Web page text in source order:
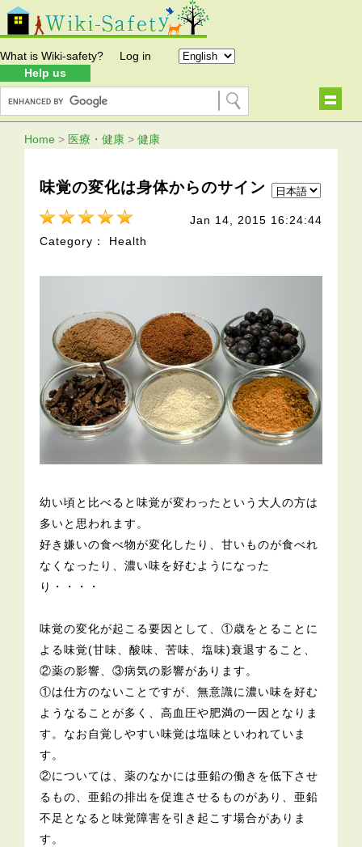
What is Wiki-safety?
Help us
Log in
Home > 医療・健康 > 健康
味覚の変化は身体からのサイン
Jan 14, 2015 16:24:44
Category： Health
幼い頃と比べると味覚が変わったという大人の方は
多いと思われます。
好き嫌いの食べ物が変化したり、甘いものが食べれ
なくなったり、濃い味を好むようになった
り・・・・
味覚の変化が起こる要因として、①歳をとることに
よる味覚(甘味、酸味、苦味、塩味)衰退すること、
②薬の影響、③病気の影響があります。
①は仕方のないことですが、無意識に濃い味を好む
ようなることが多く、高血圧や肥満の一因となりま
す。なお自覚しやすい味覚は塩味といわれていま
す。
②については、薬のなかには亜鉛の働きを低下させ
るもの、亜鉛の排出を促進させるものがあり、亜鉛
不足となると味覚障害を引き起こす場合がありま
す。